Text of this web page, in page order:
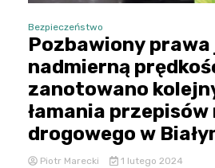
Bezpieczeństwo
Pozbawiony prawa
nadmierną
zanotowano
łamania przepisów
drogowego w
Piotr Marecki 1 lutego 2024